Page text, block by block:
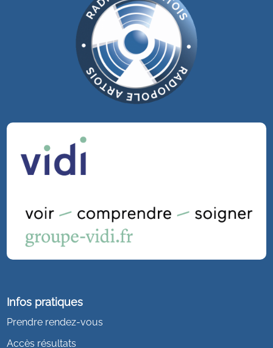
Infos pratiques
Prendre rendez-vous
Accès résultats